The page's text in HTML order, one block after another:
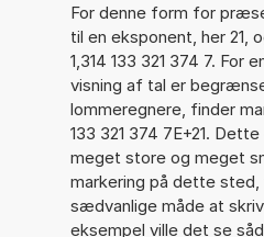
For denne form for
til en eksponent, her 21,
1,314 133 321 374 7. For
visning af tal er
lommeregnere, finder
133 321 374 7E+21.
meget store og meget
markering på dette
sædvanlige måde at
eksempel ville det se